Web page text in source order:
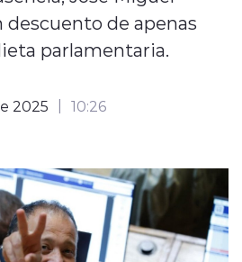
de apenas
parlamentaria.
2025 10:26